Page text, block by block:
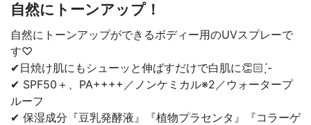
自然にトーンアップ！
自然にトーンアップができるボディー用のUVスプレーで
す♡
✔日焼け肌にもシューッと伸ばすだけで白肌に👏🏻 ̖́-
✔ SPF50＋、PA++++／ノンケミカル※2／ウォータープ
ルーフ
✔ 保湿成分『豆乳発酵液』『植物プラセンタ』『コラーゲ